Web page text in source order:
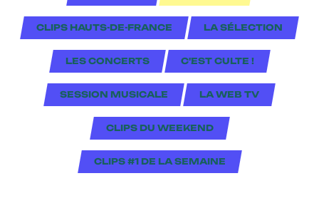
CLIPS HAUTS-DE-FRANCE LA SÉLECTION
LES CONCERTS C'EST CULTE !
SESSION MUSICALE LA WEB TV
CLIPS DU WEEKEND
CLIPS #1 DE LA SEMAINE